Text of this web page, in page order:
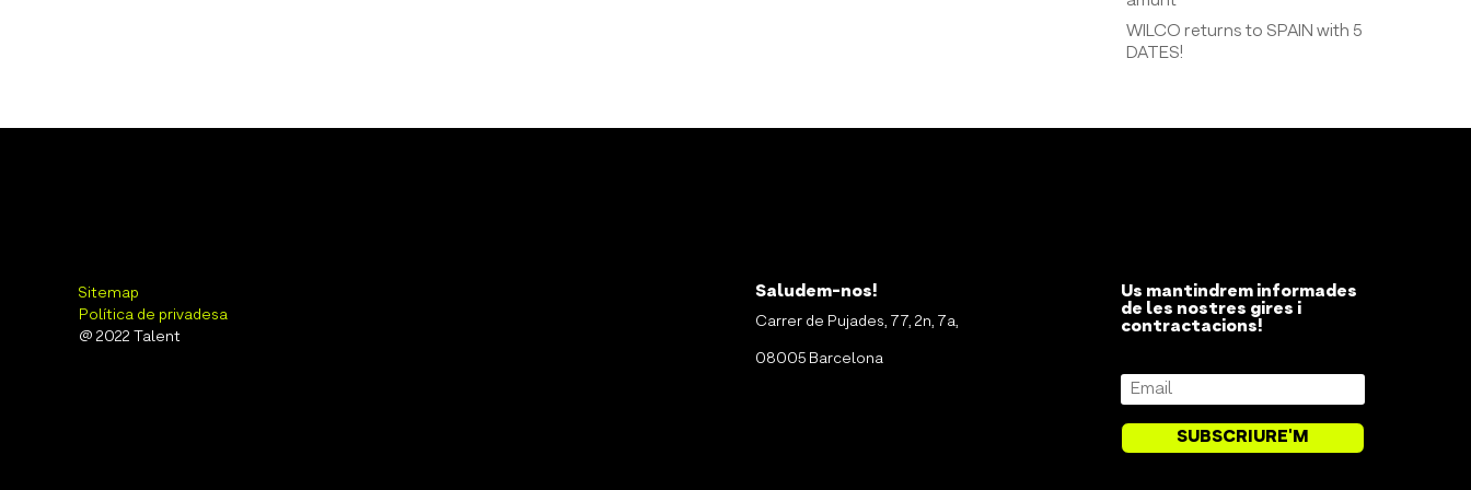
WILCO returns to SPAIN with 5
DATES!
Sitemap
Política de privadesa
@ 2022 Talent
Saludem-nos!
Carrer de Pujades, 77, 2n, 7a,
08005 Barcelona
Us mantindrem informades
de les nostres gires i
contractacions!
SUBSCRIURE'M